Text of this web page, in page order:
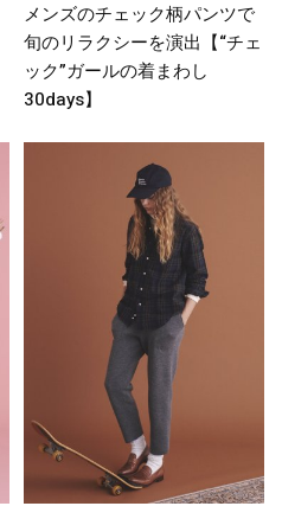
メンズのチェック柄パンツで
旬のリラクシーを演出【“チェ
ック”ガールの着まわし
30days】